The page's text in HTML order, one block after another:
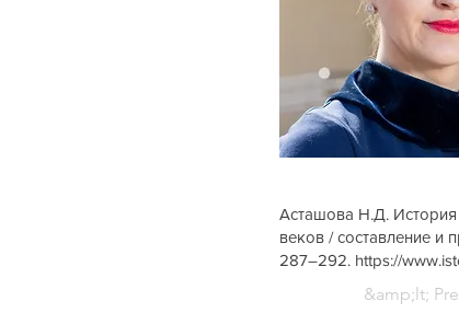
Асташова Н.Д. История
веков / составление и
287–292. https://
&amp;lt;